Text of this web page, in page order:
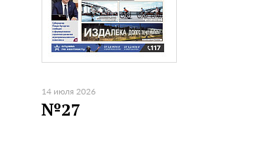
14 июля 2026
№27